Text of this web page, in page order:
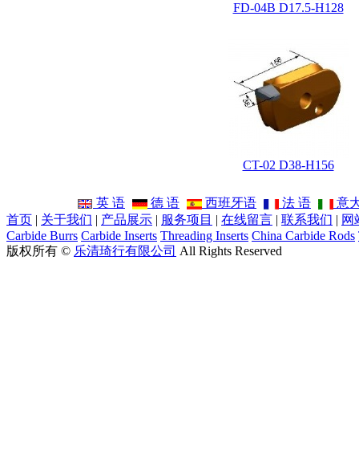
FD-04B D17.5-H128
CT-02 D38-H156
英 语 德 语 西班牙语 法 语
意
首页 | 关于我们 | 产品展示 | 服务项目 | 在线留言 | 联系我们 | 网
Carbide Burrs Carbide Inserts Threading Inserts China Carbide Rods
版权所有 © 乐清琦行有限公司 All Rights Reserved